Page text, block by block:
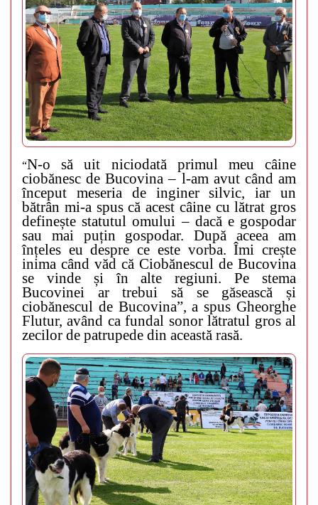
“N-o să uit niciodată primul meu câine
ciobănesc de Bucovina – l-am avut când am
început meseria de inginer silvic, iar un
bătrân mi-a spus că acest câine cu lătrat gros
definește statutul omului – dacă e gospodar
sau mai puțin gospodar. După aceea am
înțeles eu despre ce este vorba. Îmi crește
inima când văd că Ciobănescul de Bucovina
se vinde și în alte regiuni. Pe stema
Bucovinei ar trebui să se găsească și
ciobănescul de Bucovina”, a spus Gheorghe
Flutur, având ca fundal sonor lătratul gros al
zecilor de patrupede din această rasă.